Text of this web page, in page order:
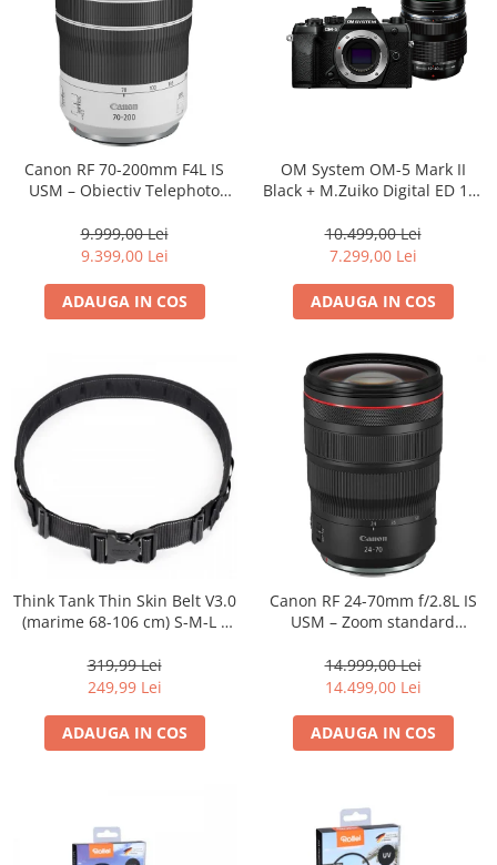
Canon RF 70-200mm F4L IS
USM – Obiectiv Telephoto
9.999,00 Lei
9.399,00 Lei
ADAUGA IN COS
OM System OM-5 Mark II
Black + M.Zuiko Digital ED 12-
camera mirrorless Micro Four
Thirds 20.4MP
10.499,00 Lei
7.299,00 Lei
ADAUGA IN COS
Think Tank Thin Skin Belt V3.0
(marime 68-106 cm) S-M-L -
319,99 Lei
249,99 Lei
ADAUGA IN COS
Canon RF 24-70mm f/2.8L IS
USM – Zoom standard
14.999,00 Lei
14.499,00 Lei
ADAUGA IN COS